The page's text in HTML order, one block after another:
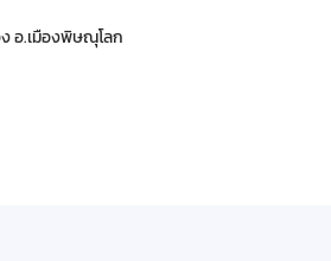
อ.เมืองพิษณุโลก